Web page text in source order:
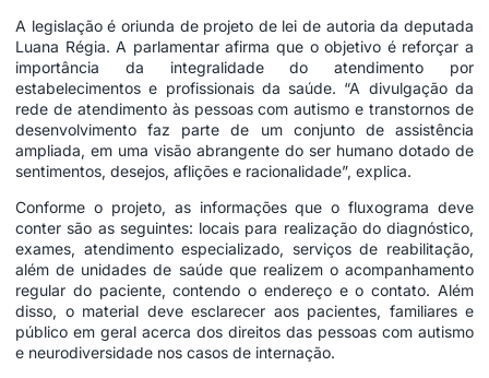
A legislação é oriunda de projeto de lei de autoria da deputada
Luana Régia. A parlamentar afirma que o objetivo é reforçar a
importância da integralidade do atendimento por
estabelecimentos e profissionais da saúde. “A divulgação da
rede de atendimento às pessoas com autismo e transtornos de
desenvolvimento faz parte de um conjunto de assistência
ampliada, em uma visão abrangente do ser humano dotado de
sentimentos, desejos, aflições e racionalidade”, explica.
Conforme o projeto, as informações que o fluxograma deve
conter são as seguintes: locais para realização do diagnóstico,
exames, atendimento especializado, serviços de reabilitação,
além de unidades de saúde que realizem o acompanhamento
regular do paciente, contendo o endereço e o contato. Além
disso, o material deve esclarecer aos pacientes, familiares e
público em geral acerca dos direitos das pessoas com autismo
e neurodiversidade nos casos de internação.